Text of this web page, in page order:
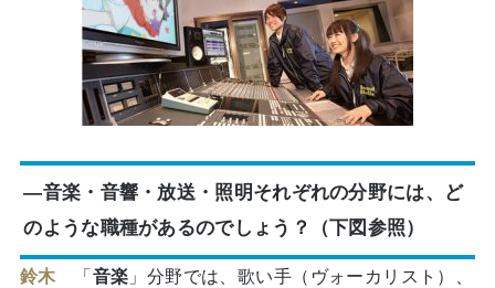
―音楽・音響・放送・照明それぞれの分野には、ど
のような職種があるのでしょう？（下図参照）
鈴木 「音楽 」分野では、歌い手（ヴォーカリスト）、